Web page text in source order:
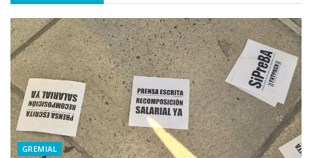
GREMIAL